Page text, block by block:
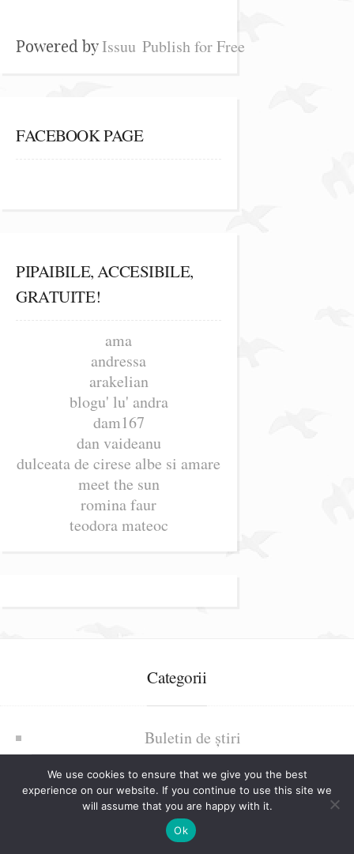
Powered byIssuu Publish for Free
FACEBOOK PAGE
PIPAIBILE, ACCESIBILE,
GRATUITE!
ama
andressa
arakelian
blogu' lu' andra
dam167
dan vaideanu
dulceata de cirese albe si amare
meet the sun
romina faur
teodora mateoc
Categorii
Buletin de știri
Călătorii
Colaborari
Cursuri povestite
We use cookies to ensure that we give you the best
experience on our website. If you continue to use this site we
will assume that you are happy with it.
Ok